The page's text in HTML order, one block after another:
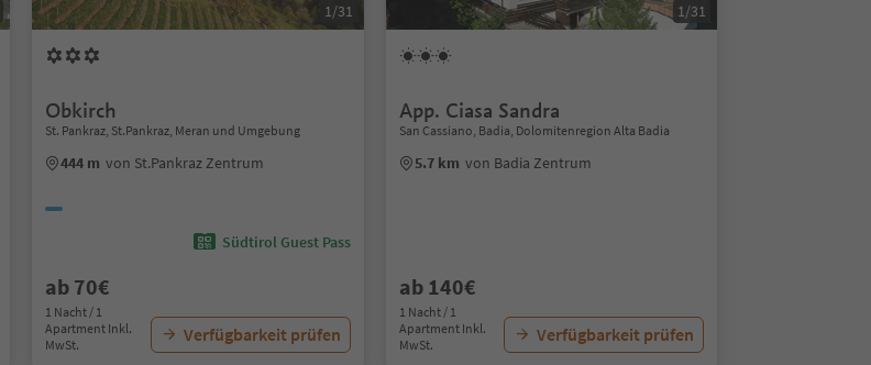
1/31
Obkirch
St. Pankraz, St.Pankraz, Meran und Umgebung
444 m von St.Pankraz Zentrum
Südtirol Guest Pass
ab 70€
1 Nacht / 1
Apartment Inkl.
MwSt.
Verfügbarkeit prüfen
1/31
App. Ciasa Sandra
San Cassiano, Badia, Dolomitenregion Alta Badia
5.7 km von Badia Zentrum
ab 140€
1 Nacht / 1
Apartment Inkl.
MwSt.
Verfügbarkeit prüfen